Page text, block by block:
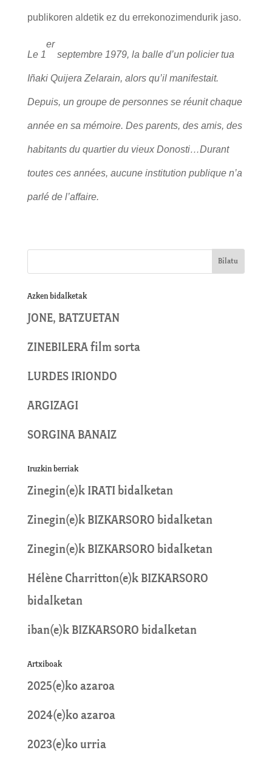
publikoren aldetik ez du errekonozimendurik jaso.
Le 1
er
septembre 1979, la balle d’un policier tua
Iñaki Quijera Zelarain, alors qu’il manifestait.
Depuis, un groupe de personnes se réunit chaque
année en sa mémoire. Des parents, des amis, des
habitants du quartier du vieux Donosti…Durant
toutes ces années, aucune institution publique n’a
parlé de l’affaire.
Azken bidalketak
JONE, BATZUETAN
ZINEBILERA film sorta
LURDES IRIONDO
ARGIZAGI
SORGINA BANAIZ
Iruzkin berriak
Zinegin(e)k IRATI bidalketan
Zinegin(e)k BIZKARSORO bidalketan
Zinegin(e)k BIZKARSORO bidalketan
Hélène Charritton(e)k BIZKARSORO
bidalketan
iban(e)k BIZKARSORO bidalketan
Artxiboak
2025(e)ko azaroa
2024(e)ko azaroa
2023(e)ko urria